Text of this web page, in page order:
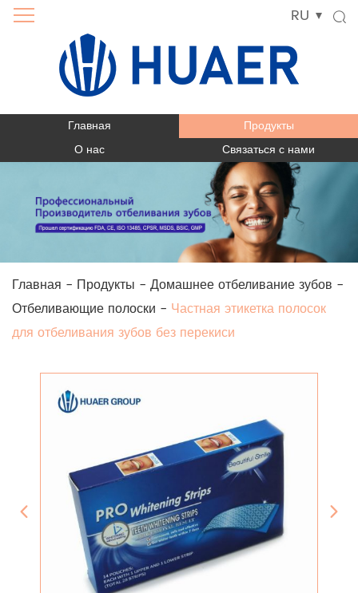
RU
Главная
Продукты
О нас
Связаться с нами
Главная - Продукты - Домашнее отбеливание зубов -
Отбеливающие полоски - Частная этикетка полосок
для отбеливания зубов без перекиси